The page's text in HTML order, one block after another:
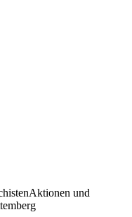
Aktionen und